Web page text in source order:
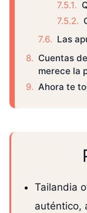
Las
Cuentas
merece la
Ahora te
Tailandia
auténtico,